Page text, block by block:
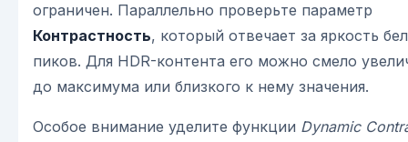
ограничен. Параллельно проверьте параметр
Контрастность, который отвечает за яркость
пиков. Для HDR-контента его можно смело
до максимума или близкого к нему значения.
Особое внимание уделите функции Dynamic